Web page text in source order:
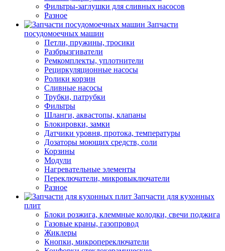
Фильтры-заглушки для сливных насосов
Разное
Запчасти
посудомоечных машин
Петли, пружины, тросики
Разбрызгиватели
Ремкомплекты, уплотнители
Рециркуляционные насосы
Ролики корзин
Сливные насосы
Трубки, патрубки
Фильтры
Шланги, аквастопы, клапаны
Блокировки, замки
Датчики уровня, протока, температуры
Дозаторы моющих средств, соли
Корзины
Модули
Нагревательные элементы
Переключатели, микровыключатели
Разное
Запчасти для кухонных
плит
Блоки розжига, клеммные колодки, свечи поджига
Газовые краны, газопровод
Жиклеры
Кнопки, микропереключатели